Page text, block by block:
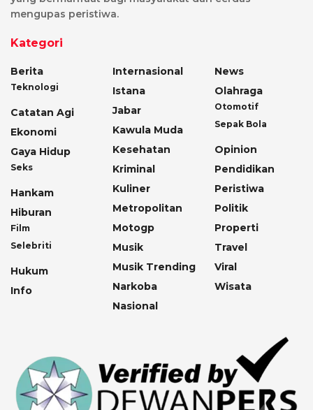
mengupas peristiwa.
Kategori
Berita
Teknologi
Catatan Agi
Ekonomi
Gaya Hidup
Seks
Hankam
Hiburan
Film
Selebriti
Hukum
Info
Internasional
Istana
Jabar
Kawula Muda
Kesehatan
Kriminal
Kuliner
Metropolitan
Motogp
Musik
Musik Trending
Narkoba
Nasional
News
Olahraga
Otomotif
Sepak Bola
Opinion
Pendidikan
Peristiwa
Politik
Properti
Travel
Viral
Wisata